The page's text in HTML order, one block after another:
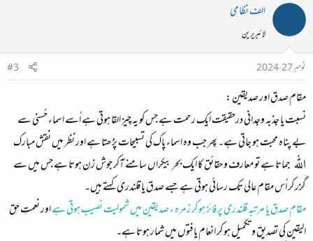
الف نظامی
لائبریرین
نومبر 27، 2024
#3
مقام صدق اور صدیقین :
نسبت یا جذبہ وجدانی درحقیقت ایک رحمت ہے جس کو یہ چیز القا ہوتی ہے اُسے اسماء حُسنی سے
بے پناہ محبت ہو جاتی ہے۔ پھر جب وہ اسماء پاک کی تسبیحات پڑھتا ہے اور نظر میں نقش مبارک
اللہ جماتا ہے تو معارف و حقائق کا ایک بحر بیکراں سامنے آکر جوش زن ہوتا ہے جس میں سے
گزر کر اُس مقام عالی تک رسائی ہوتی ہے جسےصدقیا قلندری کہتے ہیں۔
مقام صدق یا مرتبہ قلندری پر فائز ہو کر زمرہ ء صدیقین میں شمولیت نصیب ہوتی ہےاور نعمتِ حق
الیقین کی تصدیق و تکمیل ہو کر انعام یافتوں میں شمار ہوتا ہے۔